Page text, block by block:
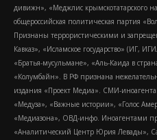
дивижн», «Меджлис крымскотатарского
общероссийская политическая партия
Признаны террористическими и
Кавказ», «Исламское государство» (ИГ,
«Братья-мусульмане», «Аль-Каида в
«Колумбайн». В РФ признана
издания «Проект Медиа». СМИ-
«Медуза», «Важные истории», «Голос
«Медиазона», ОВД-инфо. Иноагентами
«Аналитический Центр Юрия Левады»,